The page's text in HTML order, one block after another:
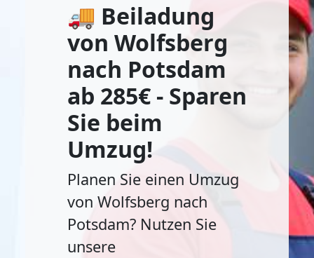
🚚 Beiladung
von Wolfsberg
nach Potsdam
ab 285€ - Sparen
Sie beim
Umzug!
Planen Sie einen Umzug
von Wolfsberg nach
Potsdam? Nutzen Sie
unsere